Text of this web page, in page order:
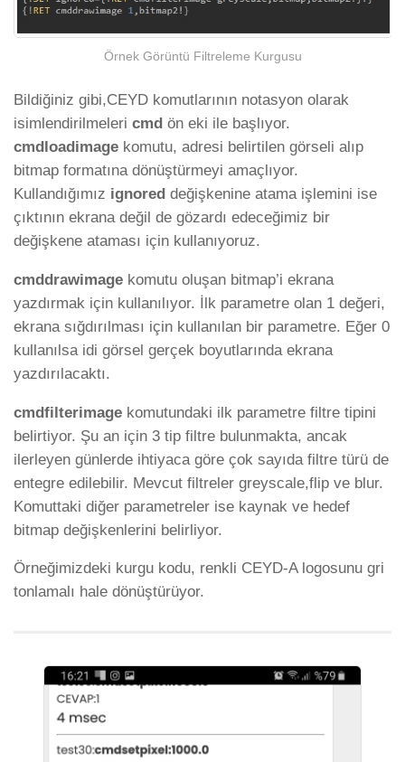
Örnek Görüntü Filtreleme Kurgusu
Bildiğiniz gibi,CEYD komutlarının notasyon olarak
isimlendirilmeleri cmd ön eki ile başlıyor.
cmdloadimage komutu, adresi belirtilen görseli alıp
bitmap formatına dönüştürmeyi amaçlıyor.
Kullandığımız ignored değişkenine atama işlemini ise
çıktının ekrana değil de gözardı edeceğimiz bir
değişkene ataması için kullanıyoruz.
cmddrawimage komutu oluşan bitmap’i ekrana
yazdırmak için kullanılıyor. İlk parametre olan 1 değeri,
ekrana sığdırılması için kullanılan bir parametre. Eğer 0
kullanılsa idi görsel gerçek boyutlarında ekrana
yazdırılacaktı.
cmdfilterimage komutundaki ilk parametre filtre tipini
belirtiyor. Şu an için 3 tip filtre bulunmakta, ancak
ilerleyen günlerde ihtiyaca göre çok sayıda filtre türü de
entegre edilebilir. Mevcut filtreler greyscale,flip ve blur.
Komuttaki diğer parametreler ise kaynak ve hedef
bitmap değişkenlerini belirliyor.
Örneğimizdeki kurgu kodu, renkli CEYD-A logosunu gri
tonlamalı hale dönüştürüyor.